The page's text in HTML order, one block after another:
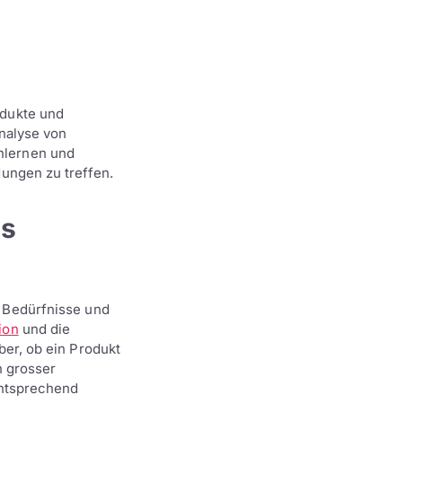
und
von
und
zu treffen.
und
und die
ob ein Produkt
grosser